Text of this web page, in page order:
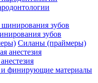
зубов
Силаны (праймеры)